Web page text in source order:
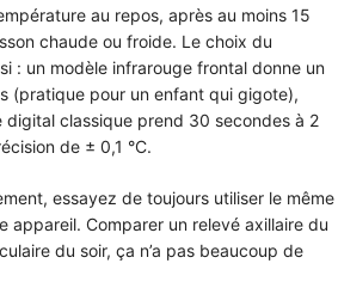
au repos, après au moins 15
chaude ou froide. Le choix du
: un modèle infrarouge frontal donne un
(pratique pour un enfant qui gigote),
digital classique prend 30 secondes à 2
de ± 0,1 °C.
essayez de toujours utiliser le même
appareil. Comparer un relevé axillaire du
du soir, ça n’a pas beaucoup de